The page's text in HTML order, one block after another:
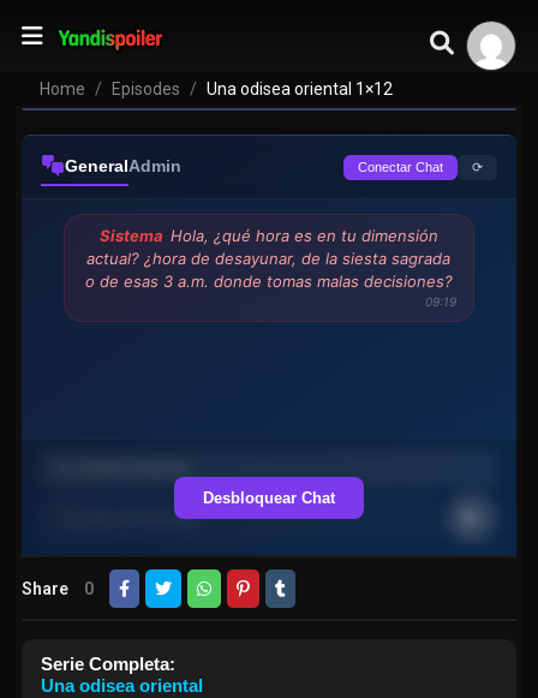
Home Episodes Una odisea oriental 1×12
GeneralAdmin Conectar Chat ⟳
Sistema Hola, ¿qué hora es en tu dimensión
actual? ¿hora de desayunar, de la siesta sagrada
o de esas 3 a.m. donde tomas malas decisiones?
09:19
Desbloquear Chat
Share 0
Serie Completa:
Una odisea oriental